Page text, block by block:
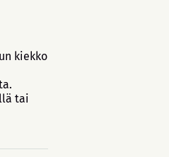
kiekko
tai